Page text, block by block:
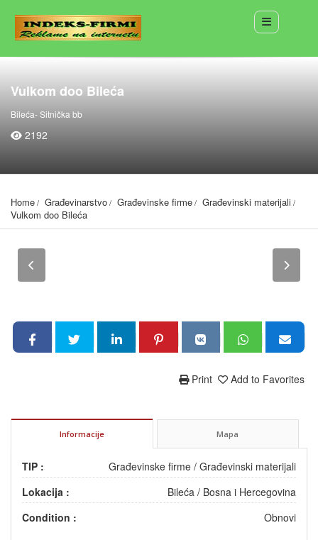
Vulkom doo Bileća
Bileća- Sitnička bb
2192
Home Građevinarstvo Građevinske firme
Građevinski materijali
Vulkom doo Bileća
Add to Favorites
Print
Informacije Mapa
TIP : Građevinske firme / Građevinski materijali
Lokacija :
Bileća / Bosna i Hercegovina
Condition :
Obnovi